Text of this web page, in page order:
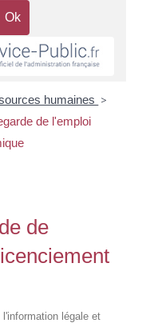
humaines >
de l'emploi
de
légale et